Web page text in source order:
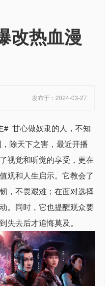
改热血漫
发布于：2024-03-27
# 甘心做奴隶的人，不知
除天下之害，最近开播
视觉和听觉的享受，更在
观和人生启示。它教会了
，不畏艰难；在面对选择
。同时，它也提醒观众要
失去后才追悔莫及。